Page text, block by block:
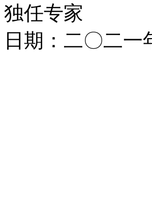
独任专家
日期：二〇二一